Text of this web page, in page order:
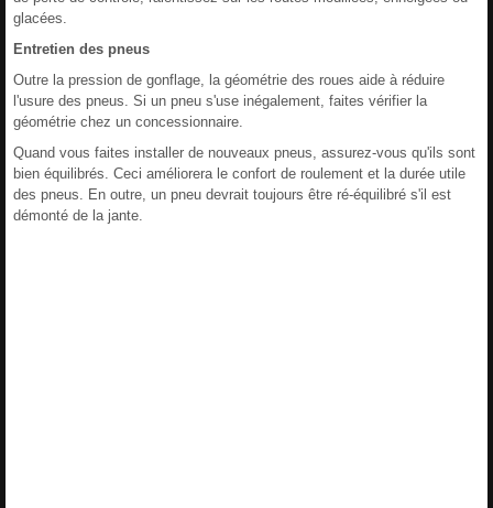
glacées.
Entretien des pneus
Outre la pression de gonflage, la géométrie des roues aide à réduire
l'usure des pneus. Si un pneu s'use inégalement, faites vérifier la
géométrie chez un concessionnaire.
Quand vous faites installer de nouveaux pneus, assurez-vous qu'ils sont
bien équilibrés. Ceci améliorera le confort de roulement et la durée utile
des pneus. En outre, un pneu devrait toujours être ré-équilibré s'il est
démonté de la jante.